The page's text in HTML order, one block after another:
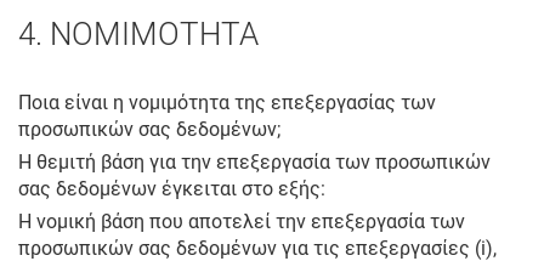
4. ΝΟΜΙΜΟΤΗΤΑ
Ποια είναι η νομιμότητα της επεξεργασίας των
προσωπικών σας δεδομένων;
Η θεμιτή βάση για την επεξεργασία των προσωπικών
σας δεδομένων έγκειται στο εξής:
Η νομική βάση που αποτελεί την επεξεργασία των
προσωπικών σας δεδομένων για τις επεξεργασίες (i),